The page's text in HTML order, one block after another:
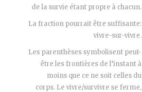
de la survie étant propre à chacun.
La fraction pourrait être suffisante:
vivre-sur-vivre.
Les parenthèses symbolisent peut-
être les frontières de l’instant à
moins que ce ne soit celles du
corps. Le vivre/survivre se ferme,